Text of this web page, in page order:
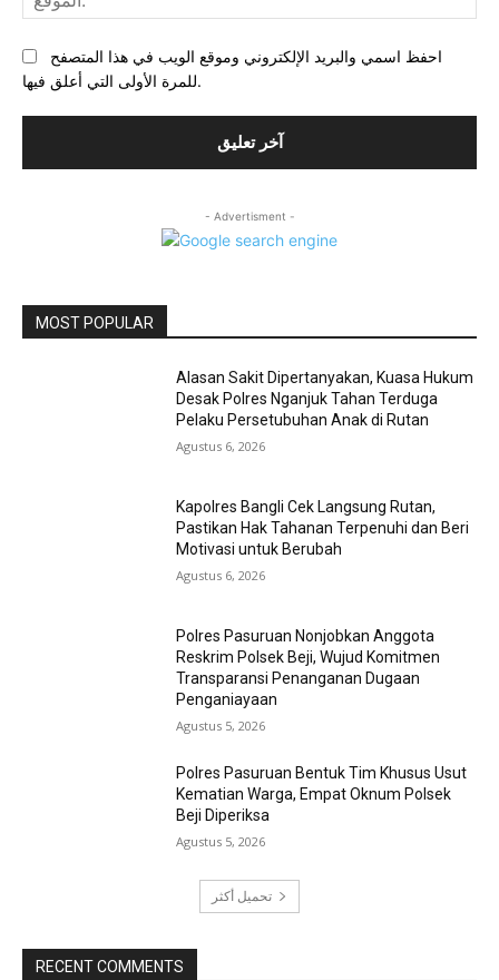
احفظ اسمي والبريد الإلكتروني وموقع الويب في هذا المتصفح
للمرة الأولى التي أعلق فيها.
- Advertisment -
MOST POPULAR
Alasan Sakit Dipertanyakan, Kuasa Hukum
Desak Polres Nganjuk Tahan Terduga
Pelaku Persetubuhan Anak di Rutan
Agustus 6, 2026
Kapolres Bangli Cek Langsung Rutan,
Pastikan Hak Tahanan Terpenuhi dan Beri
Motivasi untuk Berubah
Agustus 6, 2026
Polres Pasuruan Nonjobkan Anggota
Reskrim Polsek Beji, Wujud Komitmen
Transparansi Penanganan Dugaan
Penganiayaan
Agustus 5, 2026
Polres Pasuruan Bentuk Tim Khusus Usut
Kematian Warga, Empat Oknum Polsek
Beji Diperiksa
Agustus 5, 2026
تحميل أكثر
RECENT COMMENTS